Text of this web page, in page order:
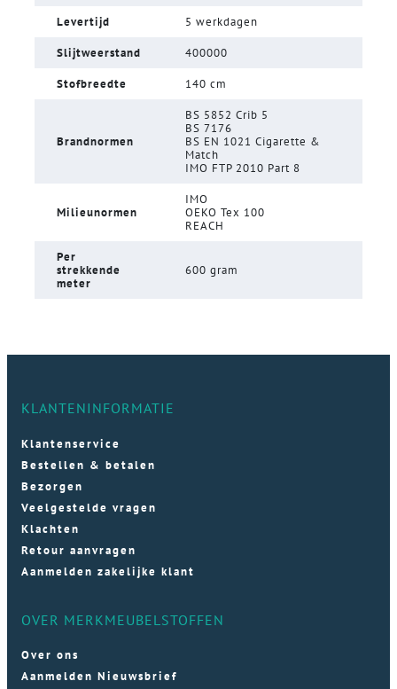
Levertijd 5 werkdagen
Slijtweerstand 400000
Stofbreedte 140 cm
Brandnormen
BS 5852 Crib 5
BS 7176
BS EN 1021 Cigarette &
Match
IMO FTP 2010 Part 8
Milieunormen
IMO
OEKO Tex 100
REACH
Per
strekkende
meter
600 gram
KLANTENINFORMATIE
Klantenservice
Bestellen & betalen
Bezorgen
Veelgestelde vragen
Klachten
Retour aanvragen
Aanmelden zakelijke klant
OVER MERKMEUBELSTOFFEN
Over ons
Aanmelden Nieuwsbrief